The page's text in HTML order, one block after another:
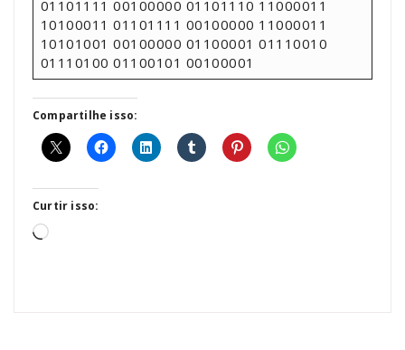
01101111 00100000 01101110 11000011
10100011 01101111 00100000 11000011
10101001 00100000 01100001 01110010
01110100 01100101 00100001
Compartilhe isso:
Curtir isso:
Carregando...